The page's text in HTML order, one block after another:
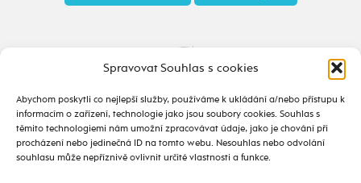
Spravovat Souhlas s cookies
Abychom poskytli co nejlepší služby, používáme k ukládání a/nebo přístupu k
informacím o zařízení, technologie jako jsou soubory cookies. Souhlas s
těmito technologiemi nám umožní zpracovávat údaje, jako je chování při
procházení nebo jedinečná ID na tomto webu. Nesouhlas nebo odvolání
souhlasu může nepříznivě ovlivnit určité vlastnosti a funkce.
Tady to taky žije